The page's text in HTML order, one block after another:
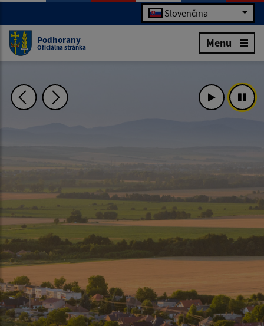
Slovenčina
Podhorany
Oficiálna stránka Menu